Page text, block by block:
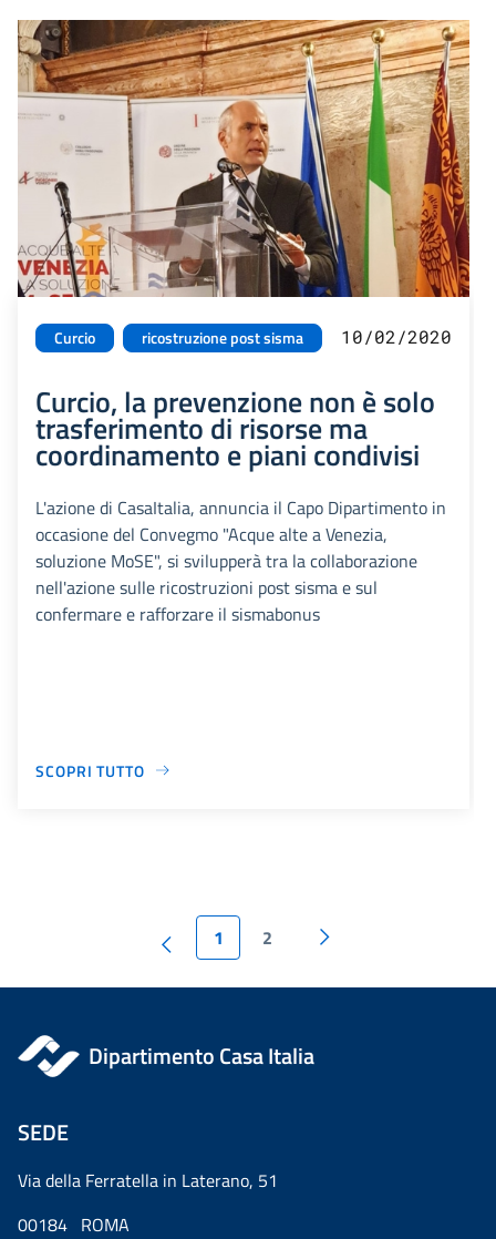
Curcio ricostruzione post sisma 10/02/2020
Curcio, la prevenzione non è solo
trasferimento di risorse ma
coordinamento e piani condivisi
L'azione di CasaItalia, annuncia il Capo Dipartimento in
occasione del Convegmo "Acque alte a Venezia,
soluzione MoSE", si svilupperà tra la collaborazione
nell'azione sulle ricostruzioni post sisma e sul
confermare e rafforzare il sismabonus
SCOPRI TUTTO
1 2
Dipartimento Casa Italia
SEDE
Via della Ferratella in Laterano, 51
00184 ROMA